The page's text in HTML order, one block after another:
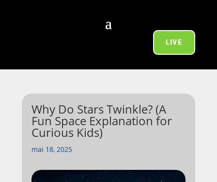
LIVE
Why Do Stars Twinkle? (A
Fun Space Explanation for
Curious Kids)
mai 18, 2025